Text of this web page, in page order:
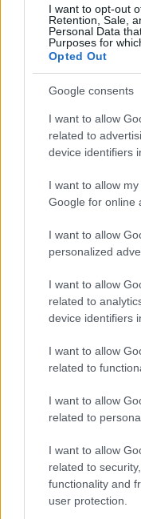
I want to opt-out
Retention, Sale,
Personal Data
Purposes for
Opted Out
Google consents
I want to allow
related to
device identifiers
I want to allow
Google for online
I want to allow
personalized
I want to allow
related to
device identifiers
I want to allow
related to
I want to allow
related to
I want to allow
related to
functionality and
user protection.
Ha ezt érzed evés
Orvos
Ezért párásodik be